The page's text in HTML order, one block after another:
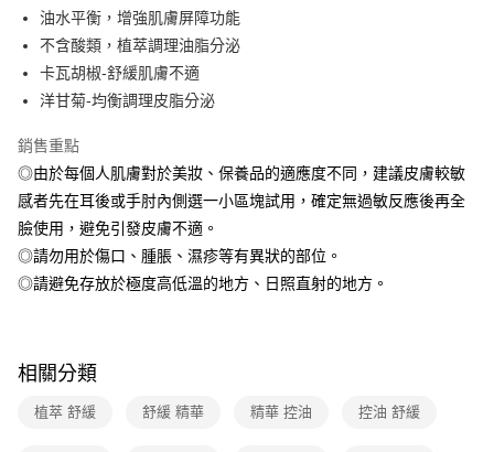
離島宅配-常溫商品
免運費
油水平衡，增強肌膚屏障功能
不含酸類，植萃調理油脂分泌
卡瓦胡椒-舒緩肌膚不適
洋甘菊-均衡調理皮脂分泌
銷售重點
◎由於每個人肌膚對於美妝、保養品的適應度不同，建議皮膚較敏
感者先在耳後或手肘內側選一小區塊試用，確定無過敏反應後再全
臉使用，避免引發皮膚不適。
◎請勿用於傷口、腫脹、濕疹等有異狀的部位。
◎請避免存放於極度高低溫的地方、日照直射的地方。
相關分類
植萃 舒緩 舒緩 精華 精華 控油 控油 舒緩